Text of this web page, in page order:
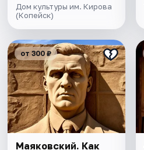
Дом культуры им. Кирова
(Копейск)
от 300 ₽
Маяковский. Как